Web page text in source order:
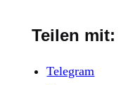
Teilen mit:
Telegram